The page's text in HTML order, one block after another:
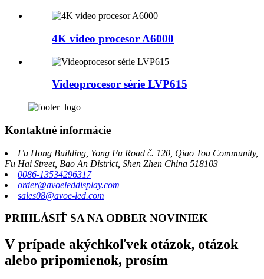
4K video procesor A6000
Videoprocesor série LVP615
Kontaktné informácie
Fu Hong Building, Yong Fu Road č. 120, Qiao Tou Community,
Fu Hai Street, Bao An District, Shen Zhen China 518103
0086-13534296317
order@avoeleddisplay.com
sales08@avoe-led.com
PRIHLÁSIŤ SA NA ODBER NOVINIEK
V prípade akýchkoľvek otázok, otázok
alebo pripomienok, prosím